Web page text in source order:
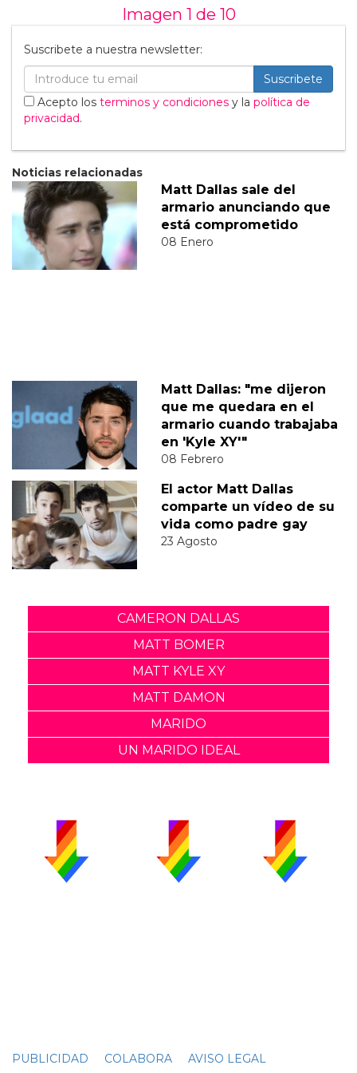
Imagen 1 de 10
Suscribete a nuestra newsletter:
Suscribete
Acepto los terminos y condiciones y la política de
privacidad.
Noticias relacionadas
Matt Dallas sale del
armario anunciando que
está comprometido
08 Enero
Matt Dallas: "me dijeron
que me quedara en el
armario cuando trabajaba
en 'Kyle XY'"
08 Febrero
El actor Matt Dallas
comparte un vídeo de su
vida como padre gay
23 Agosto
CAMERON DALLAS
MATT BOMER
MATT KYLE XY
MATT DAMON
MARIDO
UN MARIDO IDEAL
PUBLICIDAD COLABORA AVISO LEGAL